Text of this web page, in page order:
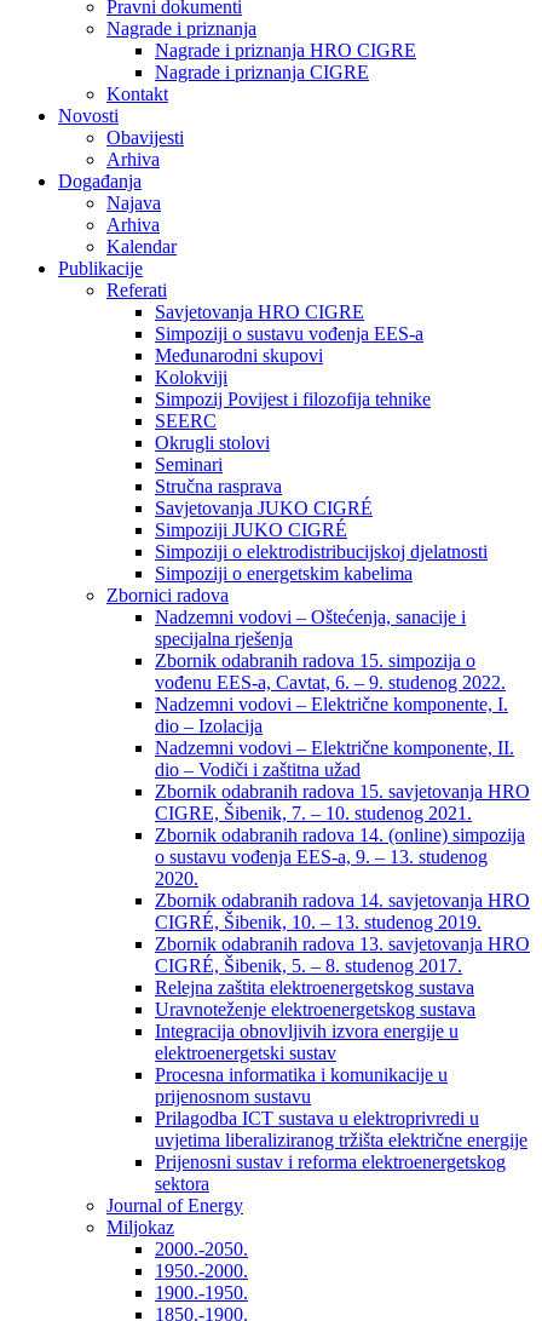
Pravni dokumenti
Nagrade i priznanja
Nagrade i priznanja HRO CIGRE
Nagrade i priznanja CIGRE
Kontakt
Novosti
Obavijesti
Arhiva
Događanja
Najava
Arhiva
Kalendar
Publikacije
Referati
Savjetovanja HRO CIGRE
Simpoziji o sustavu vođenja EES-a
Međunarodni skupovi
Kolokviji​
Simpozij Povijest i filozofija tehnike
SEERC
Okrugli stolovi
Seminari​
Stručna rasprava​
Savjetovanja JUKO CIGRÉ
Simpoziji JUKO CIGRÉ
Simpoziji o elektrodistribucijskoj djelatnosti
Simpoziji o energetskim kabelima
Zbornici radova
Nadzemni vodovi – Oštećenja, sanacije i
specijalna rješenja
Zbornik odabranih radova 15. simpozija o
vođenu EES-a, Cavtat, 6. – 9. studenog 2022.
Nadzemni vodovi – Električne komponente, I.
dio – Izolacija
Nadzemni vodovi – Električne komponente, II.
dio – Vodiči i zaštitna užad
Zbornik odabranih radova 15. savjetovanja HRO
CIGRE, Šibenik, 7. – 10. studenog 2021.
Zbornik odabranih radova 14. (online) simpozija
o sustavu vođenja EES-a, 9. – 13. studenog
2020.
Zbornik odabranih radova 14. savjetovanja HRO
CIGRÉ, Šibenik, 10. – 13. studenog 2019.
Zbornik odabranih radova 13. savjetovanja HRO
CIGRÉ, Šibenik, 5. – 8. studenog 2017.
Relejna zaštita elektroenergetskog sustava
Uravnoteženje elektroenergetskog sustava
Integracija obnovljivih izvora energije u
elektroenergetski sustav
Procesna informatika i komunikacije u
prijenosnom sustavu
Prilagodba ICT sustava u elektroprivredi u
uvjetima liberaliziranog tržišta električne energije
Prijenosni sustav i reforma elektroenergetskog
sektora
Journal of Energy
Miljokaz
2000.-2050.
1950.-2000.
1900.-1950.
1850.-1900.